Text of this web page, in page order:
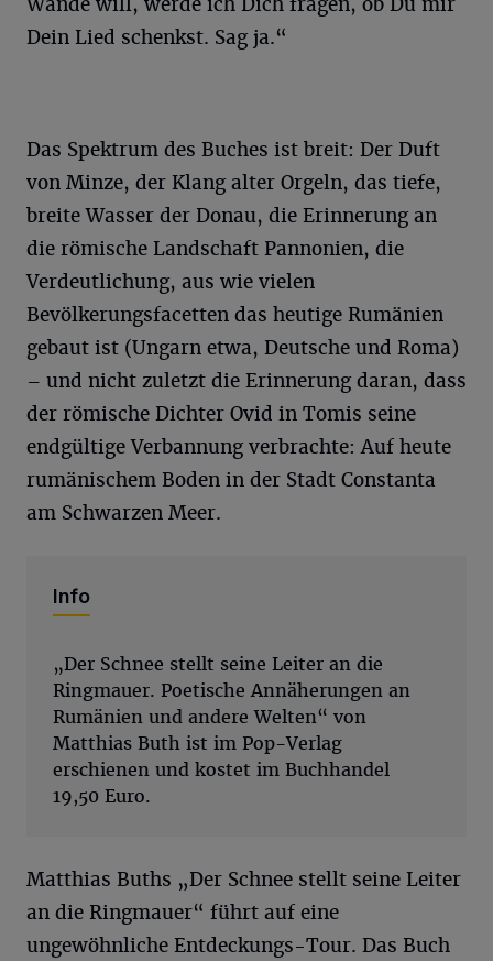
Dein Lied schenkst. Sag ja.“
Das Spektrum des Buches ist breit: Der Duft
von Minze, der Klang alter Orgeln, das tiefe,
breite Wasser der Donau, die Erinnerung an
die römische Landschaft Pannonien, die
Verdeutlichung, aus wie vielen
Bevölkerungsfacetten das heutige Rumänien
gebaut ist (Ungarn etwa, Deutsche und Roma)
– und nicht zuletzt die Erinnerung daran, dass
der römische Dichter Ovid in Tomis seine
endgültige Verbannung verbrachte: Auf heute
rumänischem Boden in der Stadt Constanta
am Schwarzen Meer.
Info
„Der Schnee stellt seine Leiter an die
Ringmauer. Poetische Annäherungen an
Rumänien und andere Welten“ von
Matthias Buth ist im Pop-Verlag
erschienen und kostet im Buchhandel
19,50 Euro.
Matthias Buths „Der Schnee stellt seine Leiter
an die Ringmauer“ führt auf eine
ungewöhnliche Entdeckungs-Tour. Das Buch